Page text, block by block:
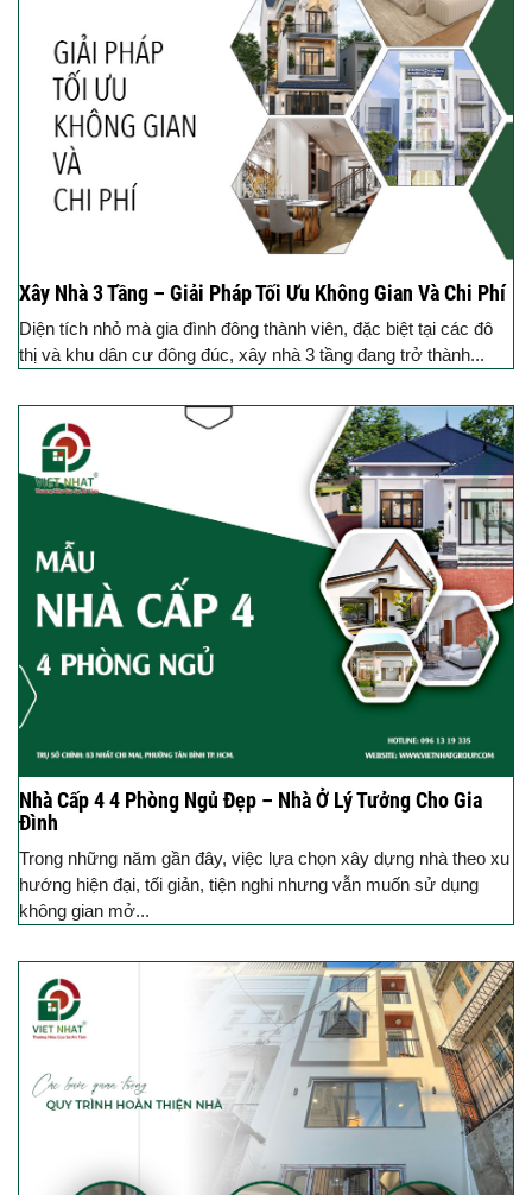
Xây Nhà 3 Tầng – Giải Pháp Tối Ưu Không Gian Và Chi Phí
Diện tích nhỏ mà gia đình đông thành viên, đặc biệt tại các đô
thị và khu dân cư đông đúc, xây nhà 3 tầng đang trở thành...
Nhà Cấp 4 4 Phòng Ngủ Đẹp – Nhà Ở Lý Tưởng Cho Gia
Đình
Trong những năm gần đây, việc lựa chọn xây dựng nhà theo xu
hướng hiện đại, tối giản, tiện nghi nhưng vẫn muốn sử dụng
không gian mở...